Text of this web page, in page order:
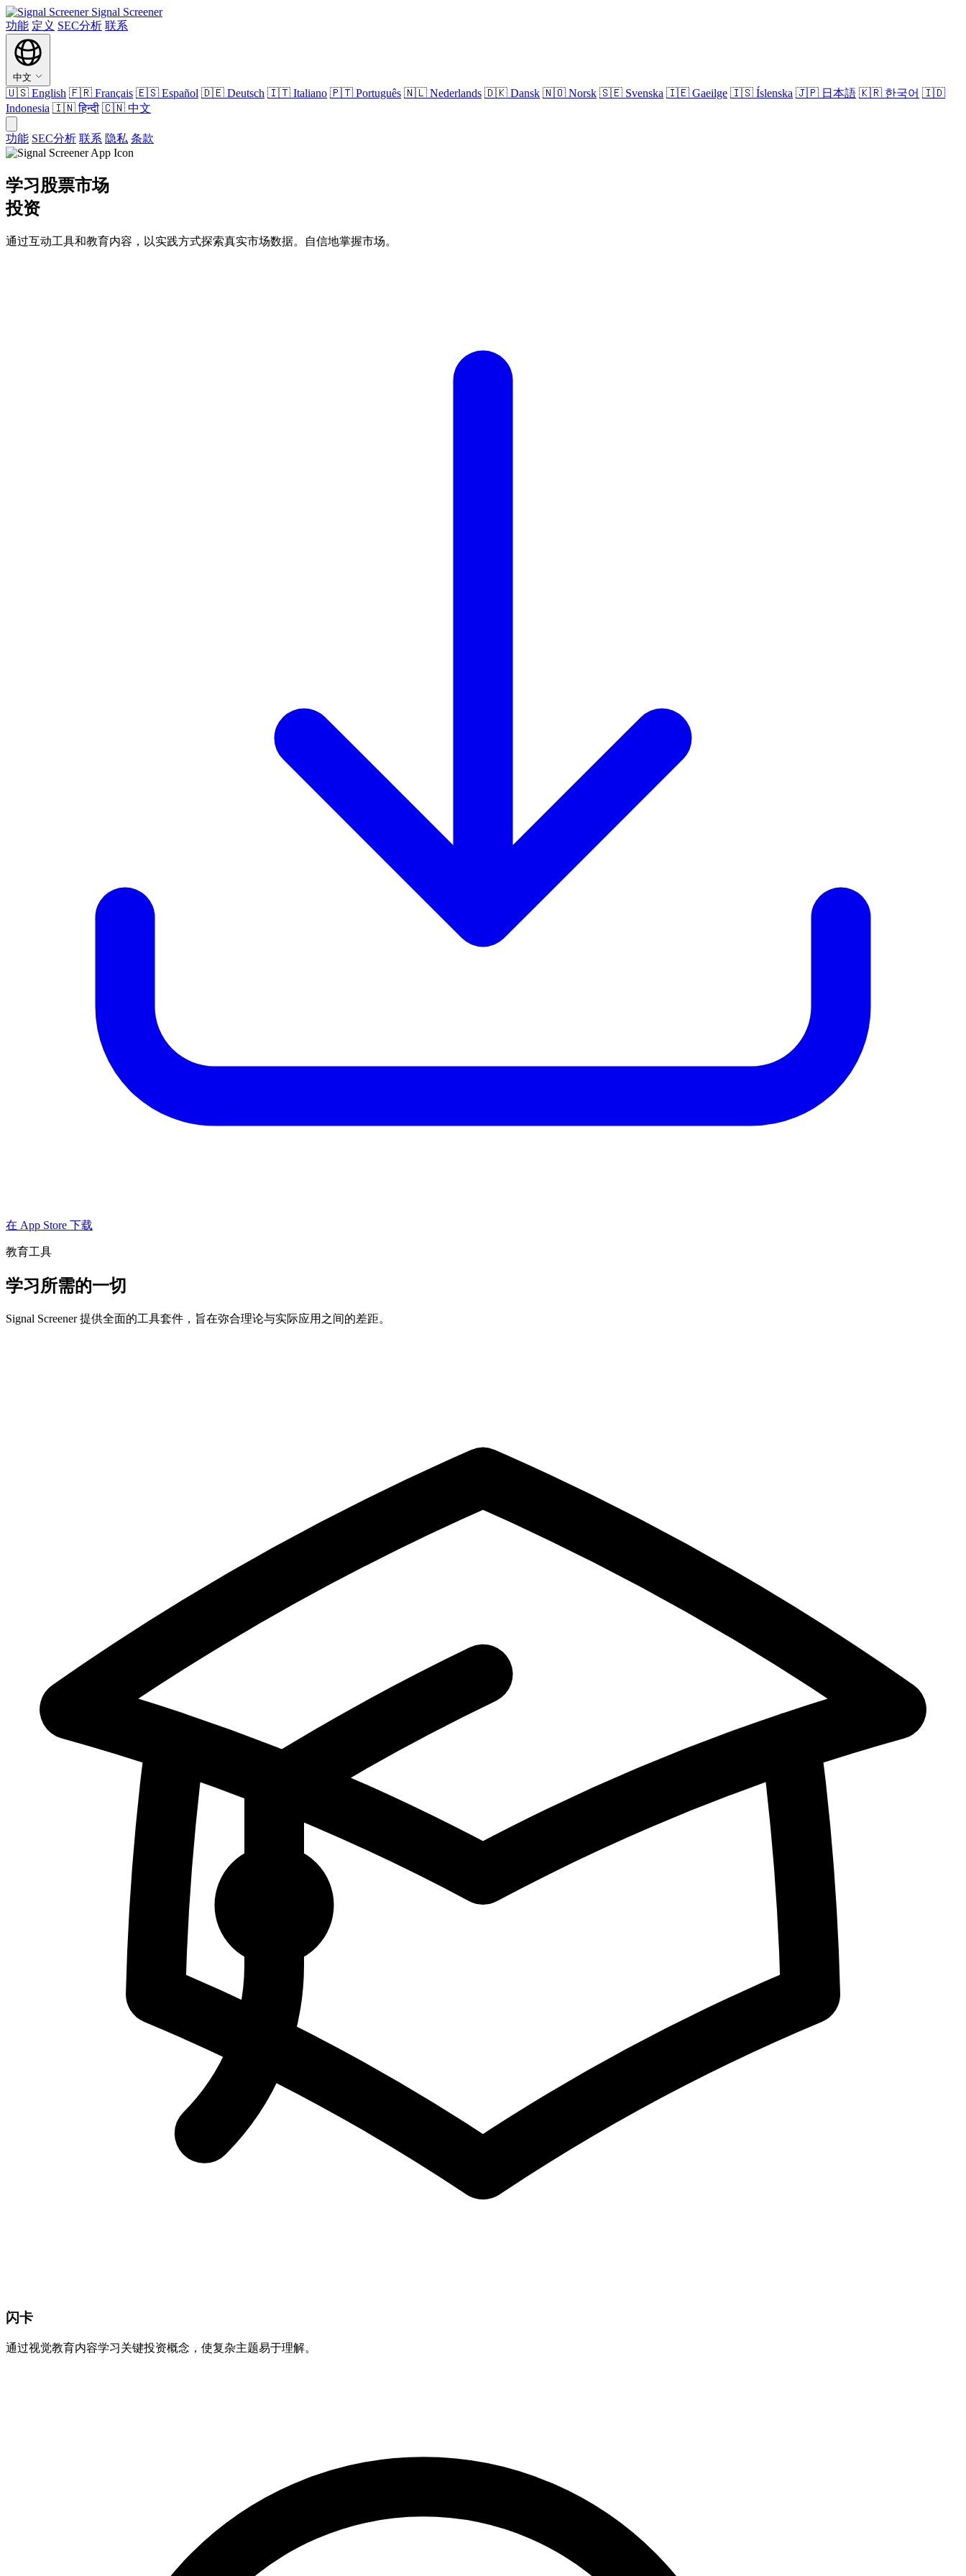
Signal Screener
功能 定义 SEC分析 联系
中文
🇺🇸 English 🇫🇷 Français 🇪🇸 Español 🇩🇪 Deutsch 🇮🇹 Italiano 🇵🇹 Português 🇳🇱 Nederlands 🇩🇰 Dansk 🇳🇴 Norsk 🇸🇪 Svenska 🇮🇪 Gaeilge 🇮🇸 Íslenska 🇯🇵 日本語 🇰🇷 한국어 🇮🇩
Indonesia 🇮🇳हिन्दी 🇨🇳 中文
功能 SEC分析 联系 隐私 条款
学习股票市场
投资
通过互动工具和教育内容，以实践方式探索真实市场数据。自信地掌握市场。
在 App Store 下载
教育工具
学习所需的一切
Signal Screener 提供全面的工具套件，旨在弥合理论与实际应用之间的差距。
闪卡
通过视觉教育内容学习关键投资概念，使复杂主题易于理解。